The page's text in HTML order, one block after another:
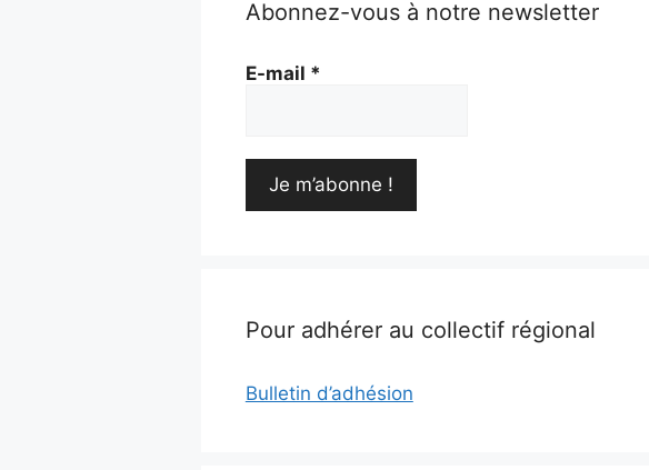
Abonnez-vous à notre newsletter
E-mail *
Pour adhérer au collectif régional
Bulletin d’adhésion